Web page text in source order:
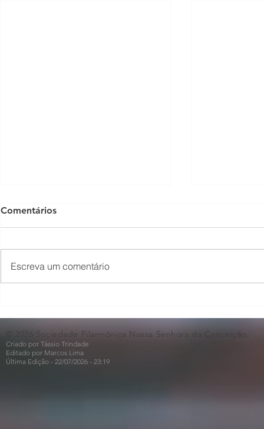
🎵🎶
ao Dia dos
Comentários
Escreva um comentário
© 2026 Sociedade Filarmônica Nossa Senhora da Conceição.
Criado por Tássio Trindade
Editado por Marcos Lima
Última Edição - 22/07/2026 - 23:19